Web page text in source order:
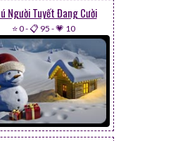
Người Tuyết Đang Cười
⭐ 0-📋 95 -💗 10